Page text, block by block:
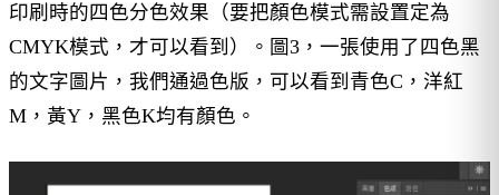
印刷時的四色分色效果（要把顏色模式需設置定為
CMYK模式，才可以看到）。圖3，一張使用了四色黑
的文字圖片，我們通過色版，可以看到青色C，洋紅
M，黃Y，黑色K均有顏色。